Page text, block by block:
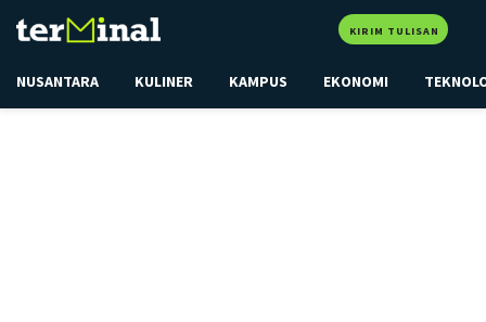
KIRIM TULISAN
NUSANTARA KULINER KAMPUS EKONOMI